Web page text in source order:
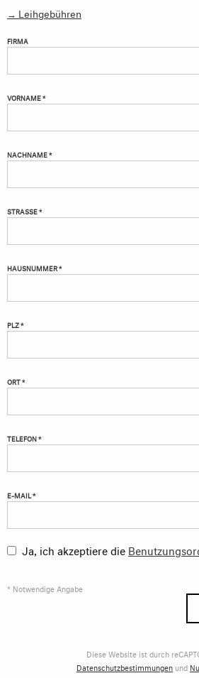
→ Leihgebühren
FIRMA
VORNAME *
NACHNAME *
STRASSE *
HAUSNUMMER *
PLZ *
ORT *
TELEFON *
E-MAIL *
Ja, ich akzeptiere die
* Notwendige Angabe
Diese Website ist durch
Datenschutzbestimmungen und